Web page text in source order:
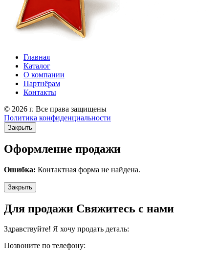
Главная
Каталог
О компании
Партнёрам
Контакты
© 2026 г. Все права защищены
Политика конфиденциальности
Закрыть
Оформление продажи
Ошибка: Контактная форма не найдена.
Закрыть
Для продажи Свяжитесь с нами
Здравствуйте! Я хочу продать деталь:
Позвоните по телефону: